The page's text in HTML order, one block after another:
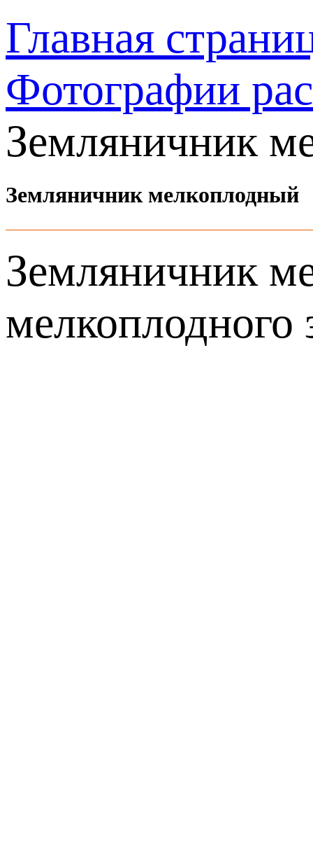
Главная
Фотографии
Земляничник
Земляничник мелкоплодный
Земляничник
мелкоплодного